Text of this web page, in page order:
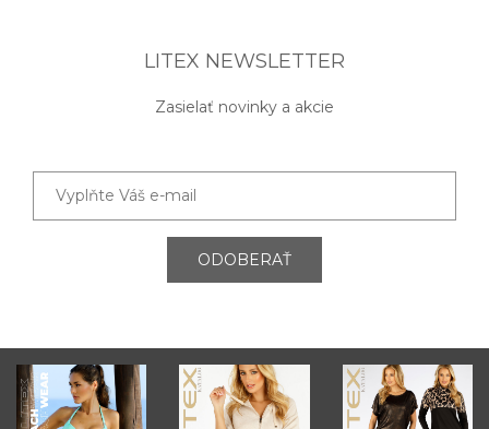
LITEX NEWSLETTER
Zasielať novinky a akcie
ODOBERAŤ